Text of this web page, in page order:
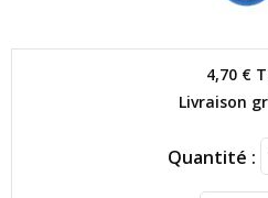
4,70 €
Livraison
Quantité :